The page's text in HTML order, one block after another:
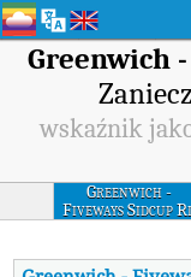
Greenwich
wskaźnik
Greenwich -
Fiveways Sidcup
A20